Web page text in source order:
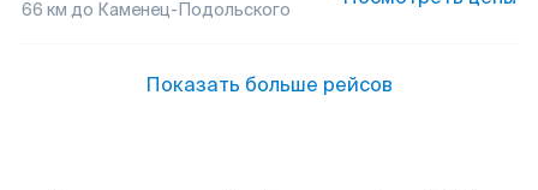
66 км до Каменец-Подольского
Показать больше рейсов